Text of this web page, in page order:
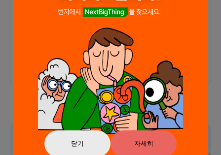
닫기 자세히
프로젝트 0
아직 후기가 도착하지 않았습니다